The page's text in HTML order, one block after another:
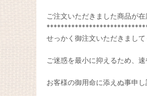
ご注文いただきました商品が
せっかく御注文いただきまし
ご迷惑を最小に抑えるため、
お客様の御用命に添えぬ事申